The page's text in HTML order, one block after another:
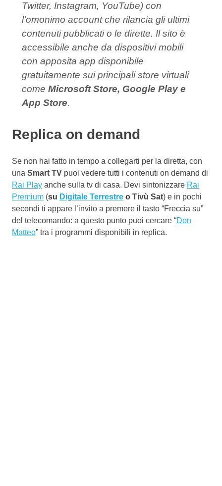
Twitter, Instagram, YouTube) con
l’omonimo account che rilancia gli ultimi
contenuti pubblicati o le dirette. Il sito è
accessibile anche da dispositivi mobili
con apposita app disponibile
gratuitamente sui principali store virtuali
come Microsoft Store, Google Play e
App Store.
Replica on demand
Se non hai fatto in tempo a collegarti per la diretta, con
una Smart TV puoi vedere tutti i contenuti on demand di
Rai Play anche sulla tv di casa. Devi sintonizzare Rai
Premium (su Digitale Terrestre o Tivù Sat) e in pochi
secondi ti appare l’invito a premere il tasto “Freccia su”
del telecomando: a questo punto puoi cercare “Don
Matteo” tra i programmi disponibili in replica.